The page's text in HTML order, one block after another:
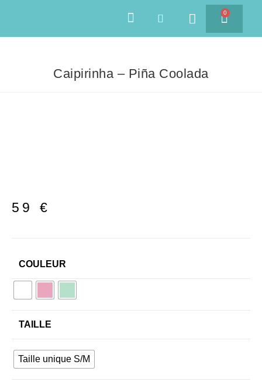
0
Caipirinha – Piña Coolada
59€
COULEUR
TAILLE
Taille unique S/M